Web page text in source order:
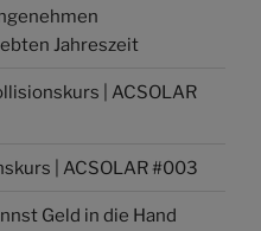
Jahreszeit
| ACSOLAR
| ACSOLAR #003
Geld in die Hand